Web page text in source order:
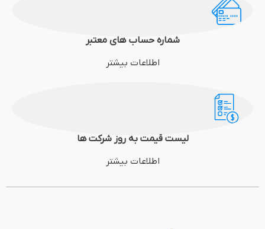
شماره حساب های معتبر
اطلاعات بیشتر
لیست قیمت به روز شرکت ها
اطلاعات بیشتر